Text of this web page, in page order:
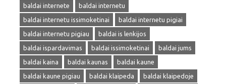
baldai internete
baldai internetu
baldai internetu issimoketinai
baldai internetu pigiai
baldai internetu pigiau
baldai is lenkijos
baldai ispardavimas
baldai issimoketinai
baldai jums
baldai kaina
baldai kaunas
baldai kaune
baldai kaune pigiau
baldai klaipeda
baldai klaipedoje